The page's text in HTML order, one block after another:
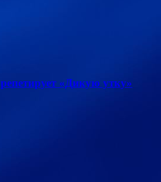
«Дикую утку»